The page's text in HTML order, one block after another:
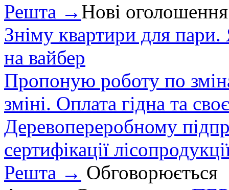
Решта → Нові оголошення
Зніму квартири для
на вайбер
Пропоную роботу по
зміні. Оплата гідна та
Деревопереробному
сертифікації
Решта → Обговорюється